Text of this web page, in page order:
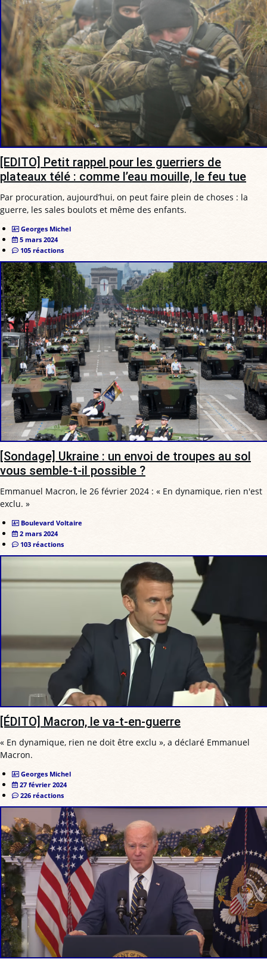
[EDITO] Petit rappel pour les guerriers de
plateaux télé : comme l’eau mouille, le feu tue
Par procuration, aujourd’hui, on peut faire plein de choses : la
guerre, les sales boulots et même des enfants.
Georges Michel
5 mars 2024
105 réactions
[Sondage] Ukraine : un envoi de troupes au sol
vous semble-t-il possible ?
Emmanuel Macron, le 26 février 2024 : « En dynamique, rien n'est
exclu. »
Boulevard Voltaire
2 mars 2024
103 réactions
[ÉDITO] Macron, le va-t-en-guerre
« En dynamique, rien ne doit être exclu », a déclaré Emmanuel
Macron.
Georges Michel
27 février 2024
226 réactions